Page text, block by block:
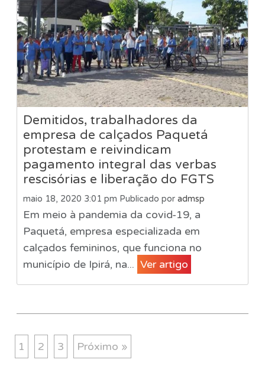
Demitidos, trabalhadores da
empresa de calçados Paquetá
protestam e reivindicam
pagamento integral das verbas
rescisórias e liberação do FGTS
maio 18, 2020 3:01 pm Publicado por admsp
Em meio à pandemia da covid-19, a
Paquetá, empresa especializada em
calçados femininos, que funciona no
município de Ipirá, na... Ver artigo
1 2 3 Próximo »